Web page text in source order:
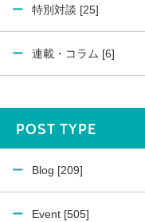
特別対談 [25]
連載・コラム [6]
POST TYPE
Blog [209]
Event [505]